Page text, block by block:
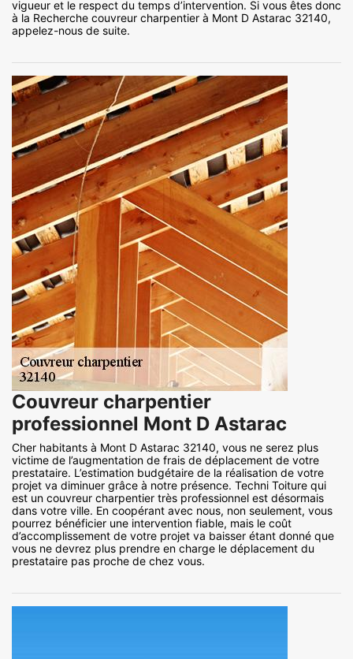
vigueur et le respect du temps d’intervention. Si vous êtes donc
à la Recherche couvreur charpentier à Mont D Astarac 32140,
appelez-nous de suite.
Couvreur charpentier
professionnel Mont D Astarac
Cher habitants à Mont D Astarac 32140, vous ne serez plus
victime de l’augmentation de frais de déplacement de votre
prestataire. L’estimation budgétaire de la réalisation de votre
projet va diminuer grâce à notre présence. Techni Toiture qui
est un couvreur charpentier très professionnel est désormais
dans votre ville. En coopérant avec nous, non seulement, vous
pourrez bénéficier une intervention fiable, mais le coût
d’accomplissement de votre projet va baisser étant donné que
vous ne devrez plus prendre en charge le déplacement du
prestataire pas proche de chez vous.